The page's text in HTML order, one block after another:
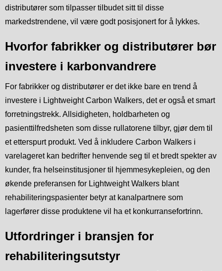
distributører som tilpasser tilbudet sitt til disse
markedstrendene, vil være godt posisjonert for å lykkes.
Hvorfor fabrikker og distributører bør
investere i karbonvandrere
For fabrikker og distributører er det ikke bare en trend å
investere i Lightweight Carbon Walkers, det er også et smart
forretningstrekk. Allsidigheten, holdbarheten og
pasienttilfredsheten som disse rullatorene tilbyr, gjør dem til
et etterspurt produkt. Ved å inkludere Carbon Walkers i
varelageret kan bedrifter henvende seg til et bredt spekter av
kunder, fra helseinstitusjoner til hjemmesykepleien, og den
økende preferansen for Lightweight Walkers blant
rehabiliteringspasienter betyr at kanalpartnere som
lagerfører disse produktene vil ha et konkurransefortrinn.
Utfordringer i bransjen for
rehabiliteringsutstyr